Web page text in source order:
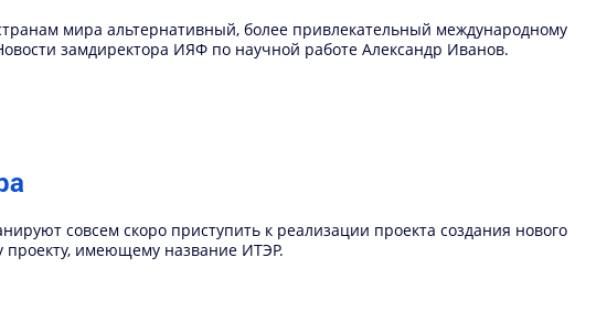
мира альтернативный, более привлекательный международному
замдиректора ИЯФ по научной работе Александр Иванов.
совсем скоро приступить к реализации проекта создания нового
проекту, имеющему название ИТЭР.